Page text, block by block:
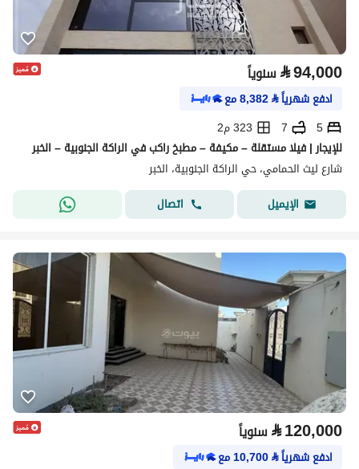
⃁94,000 سنوياً
ادفع شهرياً⃁
8,382مع
5
7
323 م2
للإيجار | فيلا مستقلة – مكيفة – مطبخ راكب في الراكة الجنوبية – الخبر
شارع ليث الحمامي، حي الراكة الجنوبية، الخبر
الإيميل
اتصال
⃁120,000 سنوياً
ادفع شهرياً⃁
10,700مع